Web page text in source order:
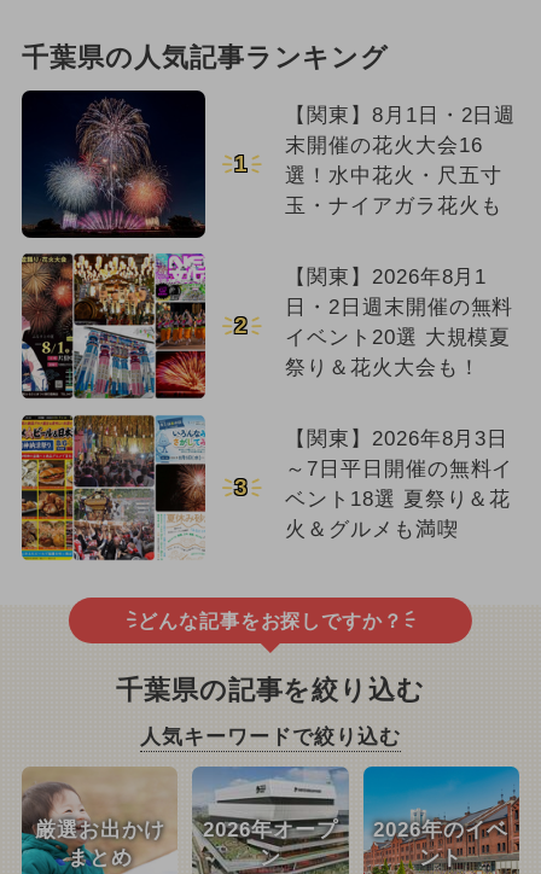
千葉県の人気記事ランキング
1
【関東】8月1日・2日週
末開催の花火大会16
選！水中花火・尺五寸
玉・ナイアガラ花火も
2
【関東】2026年8月1
日・2日週末開催の無料
イベント20選 大規模夏
祭り＆花火大会も！
3
【関東】2026年8月3日
～7日平日開催の無料イ
ベント18選 夏祭り＆花
火＆グルメも満喫
どんな記事をお探しですか？
千葉県の記事を絞り込む
人気キーワードで絞り込む
厳選お出かけ
まとめ
2026年オープ
ン
2026年のイベ
ント